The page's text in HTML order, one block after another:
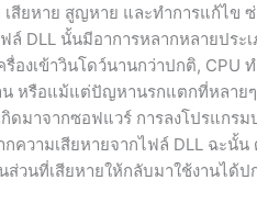
สียหาย สูญหาย และทำการแก้ไข
DLL นั้นมีอาการหลากหลายประ
องเข้าวินโดว์นานกว่าปกติ, CPU
น หรือแม้แต่ปัญหานรกแตกที่หลาย
มาจากซอฟแวร์ การลงโปรแกรม
ความเสียหายจากไฟล์ DLL ฉะนั้น
นที่เสียหายให้กลับมาใช้งานได้ป